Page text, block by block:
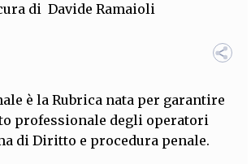
ALTRO
TEAM
COMITATO SCIENTIFICO AUTORI CURATORI
PARTNER COLLABORA CON NOI
di Davide Ramaioli
è la Rubrica nata per garantire
professionale degli operatori
di Diritto e procedura penale.